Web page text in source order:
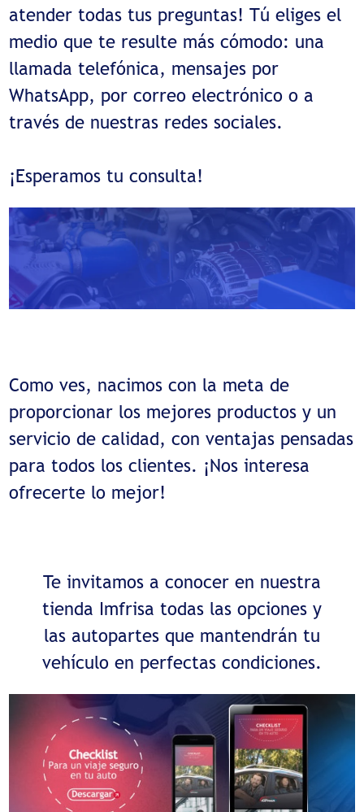
atender todas tus preguntas! Tú eliges el
medio que te resulte más cómodo: una
llamada telefónica, mensajes por
WhatsApp, por correo electrónico o a
través de nuestras redes sociales.
¡Esperamos tu consulta!
Como ves, nacimos con la meta de
proporcionar los mejores productos y un
servicio de calidad, con ventajas pensadas
para todos los clientes. ¡Nos interesa
ofrecerte lo mejor!
Te invitamos a conocer en nuestra
tienda Imfrisa todas las opciones y
las autopartes que mantendrán tu
vehículo en perfectas condiciones.